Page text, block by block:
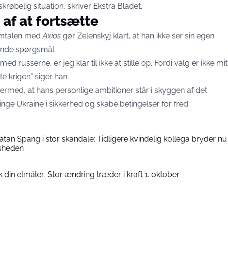
situation, skriver Ekstra Bladet.
af at fortsætte
medAxios gør Zelenskyj klart, at han ikke ser sin egen
spørgsmål.
russerne, er jeg klar til ikke at stille op. Fordi valg er ikke mit
krigen” siger han.
at hans personlige ambitioner står i skyggen af det
Ukraine i sikkerhed og skabe betingelser for fred.
Spang i stor skandale: Tidligere kvindelig kollega bryder nu
din elmåler: Stor ændring træder i kraft 1. oktober